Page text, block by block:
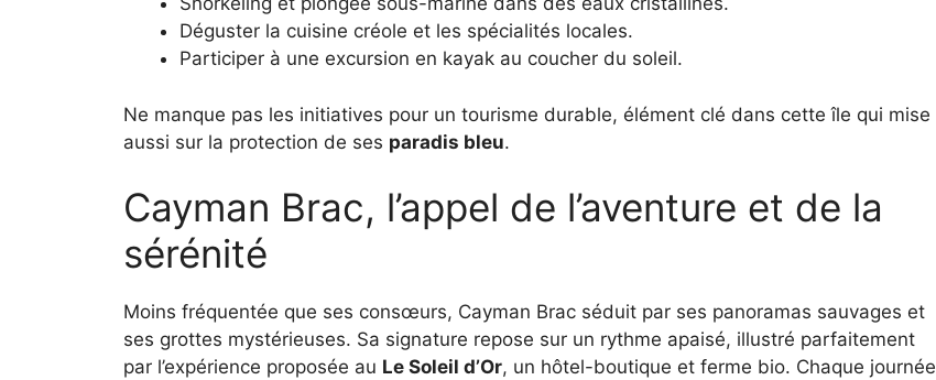
Déguster la cuisine créole et les spécialités locales.
Participer à une excursion en kayak au coucher du soleil.
Ne manque pas les initiatives pour un tourisme durable, élément clé dans cette île qui mise
aussi sur la protection de ses paradis bleu.
Cayman Brac, l’appel de l’aventure et de la
sérénité
Moins fréquentée que ses consœurs, Cayman Brac séduit par ses panoramas sauvages et
ses grottes mystérieuses. Sa signature repose sur un rythme apaisé, illustré parfaitement
par l’expérience proposée au Le Soleil d’Or, un hôtel-boutique et ferme bio. Chaque journée